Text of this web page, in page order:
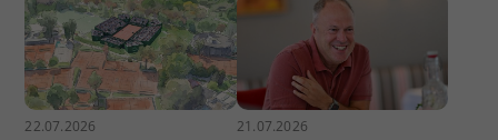
22.07.2026 21.07.2026